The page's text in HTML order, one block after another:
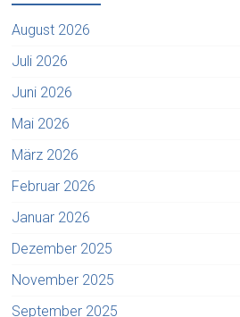
August 2026
Juli 2026
Juni 2026
Mai 2026
März 2026
Februar 2026
Januar 2026
Dezember 2025
November 2025
September 2025